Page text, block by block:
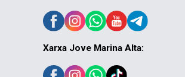
Xarxa Jove Marina Alta: